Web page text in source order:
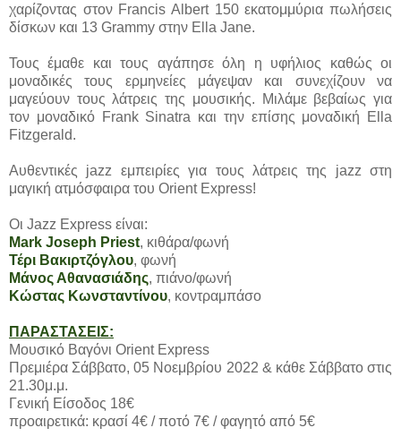
χαρίζοντας στον Francis Albert 150 εκατομμύρια πωλήσεις
δίσκων και 13 Grammy στην Ella Jane.
Τους έμαθε και τους αγάπησε όλη η υφήλιος καθώς οι
μοναδικές τους ερμηνείες μάγεψαν και συνεχίζουν να
μαγεύουν τους λάτρεις της μουσικής. Μιλάμε βεβαίως για
τον μοναδικό Frank Sinatra και την επίσης μοναδική Ella
Fitzgerald.
Αυθεντικές jazz εμπειρίες για τους λάτρεις της jazz στη
μαγική ατμόσφαιρα του Orient Express!
Οι Jazz Express είναι:
Mark Joseph Priest, κιθάρα/φωνή
Τέρι Βακιρτζόγλου, φωνή
Μάνος Αθανασιάδης, πιάνο/φωνή
Κώστας Κωνσταντίνου, κοντραμπάσο
ΠΑΡΑΣΤΑΣΕΙΣ:
Μουσικό Βαγόνι Orient Express
Πρεμιέρα Σάββατο, 05 Νοεμβρίου 2022 & κάθε Σάββατο στις
21.30μ.μ.
Γενική Είσοδος 18€
προαιρετικά: κρασί 4€ / ποτό 7€ / φαγητό από 5€